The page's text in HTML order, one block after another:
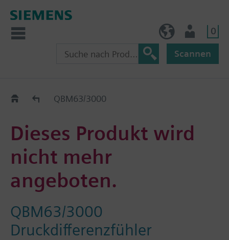
0
Scannen
Austauschhilfe
QBM63/3000
Dieses Produkt wird
nicht mehr
angeboten.
QBM63/3000
Druckdifferenzfühler